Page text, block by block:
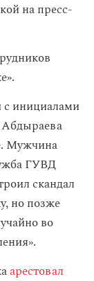
на пресс-
с инициалами
Мужчина
ГУВД
скандал
но позже
во
арестовал